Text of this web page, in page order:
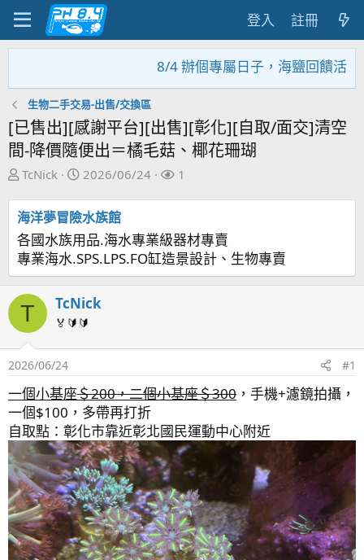
登入 註冊
8/4 辦個專屬日子，海鹽回饋活動
生物二手交易-出售/交換區
[已售出][感謝平台][出售][彰化][自取/面交]清空
間-降價隨便出＝橘毛菇、椰花珊瑚
主
發
起
人
TcNick
開
日
期
2026/06/24
關
1
海洋夢冒險水族館
各國水族用品.海水專業級器材專賣
專業海水.SPS.LPS.FO缸造景設計、生物專賣
T TcNick
🏅🔰🔰
2026/06/24 #1
一個小基座＄200，二個小基座＄300 ，手機+濾鏡拍攝，
一個$100，多帶再打折
自取點：彰化市靠近彰北國民運動中心附近